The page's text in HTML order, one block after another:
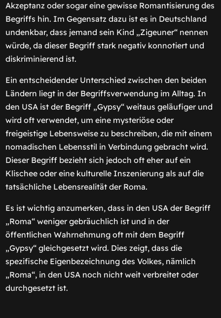
Akzeptanz oder sogar eine gewisse Romantisierung des
Begriffs hin. Im Gegensatz dazu ist es in Deutschland
undenkbar, dass jemand sein Kind „Zigeuner“ nennen
würde, da dieser Begriff stark negativ konnotiert und
diskriminierend ist.
Ein entscheidender Unterschied zwischen den beiden
Ländern liegt in der Begriffsverwendung im Alltag. In
den USA ist der Begriff „Gypsy“ weitaus geläufiger und
wird oft verwendet, um eine mysteriöse oder
freigeistige Lebensweise zu beschreiben, die mit einem
nomadischen Lebensstil in Verbindung gebracht wird.
Dieser Begriff bezieht sich jedoch oft eher auf ein
Klischee oder eine kulturelle Inszenierung als auf die
tatsächliche Lebensrealität der Roma.
Es ist wichtig anzumerken, dass in den USA der Begriff
„Roma“ weniger gebräuchlich ist und in der
öffentlichen Wahrnehmung oft mit dem Begriff
„Gypsy“ gleichgesetzt wird. Dies zeigt, dass die
spezifische Eigenbezeichnung des Volkes, nämlich
„Roma“, in den USA noch nicht weit verbreitet oder
durchgesetzt ist.